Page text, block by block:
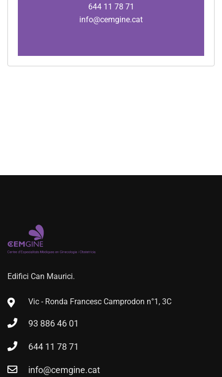
644 11 78 71
info@cemgine.cat
Edifici Can Maurici.
Vic - Ronda Francesc Camprodon n°1, 3C
93 886 46 01
644 11 78 71
info@cemgine.cat